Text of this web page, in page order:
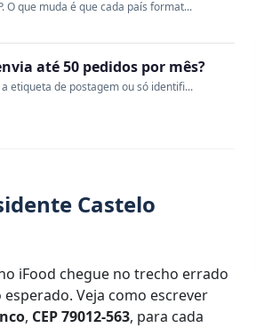
O que muda é que cada país format...
até 50 pedidos por mês?
etiqueta de postagem ou só identifi...
Castelo
iFood chegue no trecho errado
Veja como escrever
, CEP 79012-563, para cada